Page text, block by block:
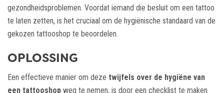
gezondheidsproblemen. Voordat iemand die besluit om een tattoo
te laten zetten, is het cruciaal om de hygiënische standaard van de
gekozen tattooshop te beoordelen.
OPLOSSING
Een effectieve manier om deze twijfels over de hygiëne van
een tattooshop weg te nemen, is door een checklist te maken